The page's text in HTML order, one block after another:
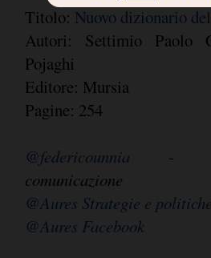
Titolo: Nuovo dizionario
Autori: Settimio Paolo
Pojaghi
Editore: Mursia
Pagine: 254
@federicounnia -
comunicazione
@Aures Strategie e
@Aures Facebook